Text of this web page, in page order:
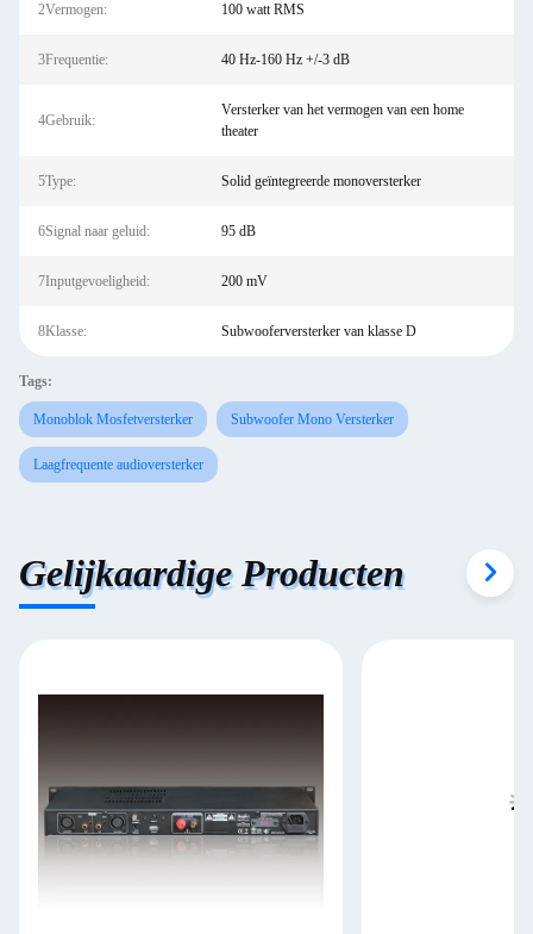
2Vermogen: 100 watt RMS
3Frequentie: 40 Hz-160 Hz +/-3 dB
4Gebruik:
Versterker van het vermogen van een home
theater
5Type: Solid geïntegreerde monoversterker
6Signal naar geluid: 95 dB
7Inputgevoeligheid: 200 mV
8Klasse: Subwooferversterker van klasse D
Tags:
Monoblok Mosfetversterker Subwoofer Mono Versterker
Laagfrequente audioversterker
Gelijkaardige Producten